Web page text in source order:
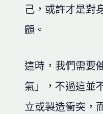
己，或許才是對
顧。
這時，我們需要
氣」，不過這並
立或製造衝突，